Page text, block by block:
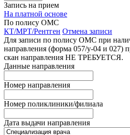
Запись на прием
На платной основе
По полису ОМС
КТ/МРТ/Рентген Отмена записи
Для записи по полису ОМС при
направления (форма 057/у-04 и 027)
скан направления НЕ ТРЕБУЕТСЯ.
Данные направления
Номер направления
Номер поликлиники/филиала
Дата выдачи направления